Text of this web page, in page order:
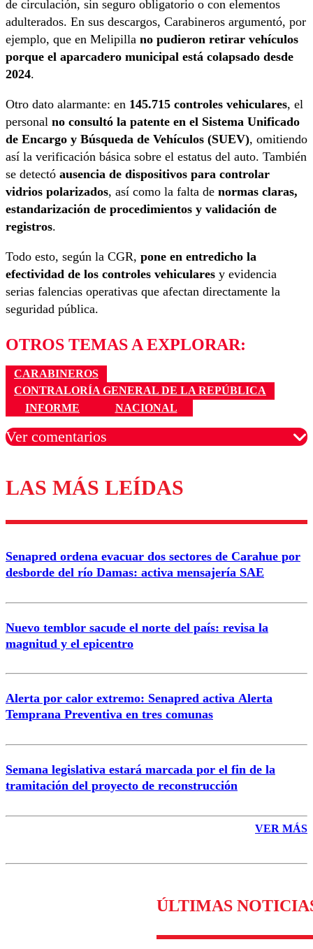
de circulación, sin seguro obligatorio o con elementos
adulterados. En sus descargos, Carabineros argumentó, por
ejemplo, que en Melipilla no pudieron retirar vehículos
porque el aparcadero municipal está colapsado desde
2024.
Otro dato alarmante: en 145.715 controles vehiculares, el
personal no consultó la patente en el Sistema Unificado
de Encargo y Búsqueda de Vehículos (SUEV), omitiendo
así la verificación básica sobre el estatus del auto. También
se detectó ausencia de dispositivos para controlar
vidrios polarizados, así como la falta de normas claras,
estandarización de procedimientos y validación de
registros.
Todo esto, según la CGR, pone en entredicho la
efectividad de los controles vehiculares y evidencia
serias falencias operativas que afectan directamente la
seguridad pública.
OTROS TEMAS A EXPLORAR:
CARABINEROS
CONTRALORÍA GENERAL DE LA REPÚBLICA
INFORME
NACIONAL
Ver comentarios
Los comentarios son moderados para garantizar un
diálogo respetuoso.
Correo
LAS MÁS LEÍDAS
Senapred ordena evacuar dos sectores de Carahue por
desborde del río Damas: activa mensajería SAE
Nuevo temblor sacude el norte del país: revisa la
magnitud y el epicentro
Alerta por calor extremo: Senapred activa Alerta
Temprana Preventiva en tres comunas
Semana legislativa estará marcada por el fin de la
tramitación del proyecto de reconstrucción
VER MÁS
ÚLTIMAS